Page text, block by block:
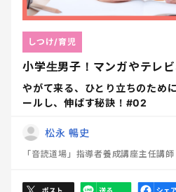
小学生男子！マンガやテレ
やがて来る、ひとり立ちのため
ールし、伸ばす秘訣！#02
しつけ/育児
松永 暢史
「音読道場」指導者養成講座主任講師